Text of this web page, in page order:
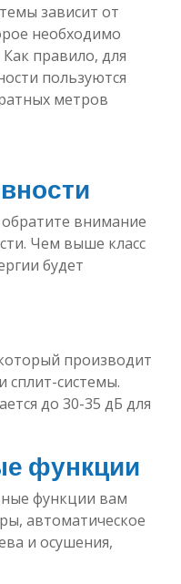
зависит от
необходимо
правило, для
пользуются
метров
внимание
Чем выше класс
будет
производит
сплит-системы.
до 30-35 дБ для
функции
функции вам
автоматическое
и осушения,